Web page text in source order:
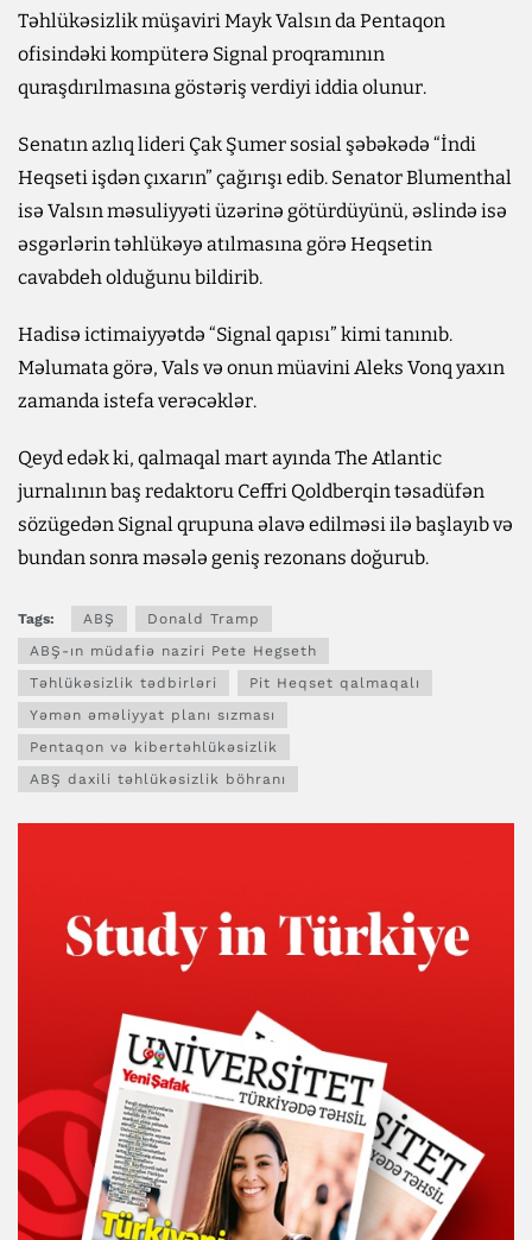
Təhlükəsizlik müşaviri Mayk Valsın da Pentaqon
ofisindəki kompüterə Signal proqramının
quraşdırılmasına göstəriş verdiyi iddia olunur.
Senatın azlıq lideri Çak Şumer sosial şəbəkədə “İndi
Heqseti işdən çıxarın” çağırışı edib. Senator Blumenthal
isə Valsın məsuliyyəti üzərinə götürdüyünü, əslində isə
əsgərlərin təhlükəyə atılmasına görə Heqsetin
cavabdeh olduğunu bildirib.
Hadisə ictimaiyyətdə “Signal qapısı” kimi tanınıb.
Məlumata görə, Vals və onun müavini Aleks Vonq yaxın
zamanda istefa verəcəklər.
Qeyd edək ki, qalmaqal mart ayında The Atlantic
jurnalının baş redaktoru Ceffri Qoldberqin təsadüfən
sözügedən Signal qrupuna əlavə edilməsi ilə başlayıb və
bundan sonra məsələ geniş rezonans doğurub.
Tags: ABŞ
Donald Tramp
ABŞ-ın müdafiə naziri Pete Hegseth
Təhlükəsizlik tədbirləri
Pit Heqset qalmaqalı
Yəmən əməliyyat planı sızması
Pentaqon və kibertəhlükəsizlik
ABŞ daxili təhlükəsizlik böhranı